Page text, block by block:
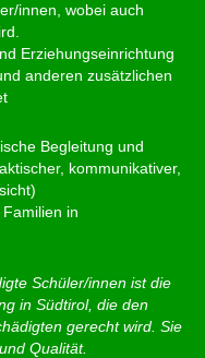
innen, wobei auch
Erziehungseinrichtung
anderen zusätzlichen
Begleitung und
kommunikativer,
in
Schüler/innen ist die
in Südtirol, die den
gerecht wird. Sie
Qualität.